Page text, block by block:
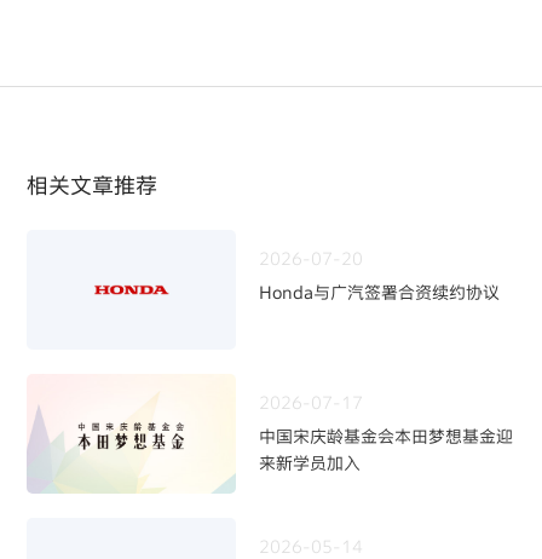
相关文章推荐
2026-07-20
Honda与广汽签署合资续约协议
2026-07-17
中国宋庆龄基金会本田梦想基金迎
来新学员加入
2026-05-14